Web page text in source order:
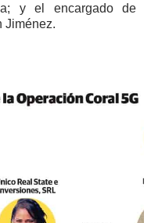
y el encargado de
Jiménez.